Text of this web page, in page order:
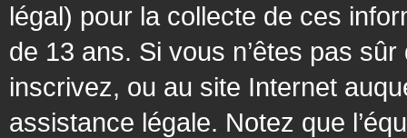
légal) pour la collecte de ces
de 13 ans. Si vous n’êtes pas
inscrivez, ou au site Internet
assistance légale. Notez que